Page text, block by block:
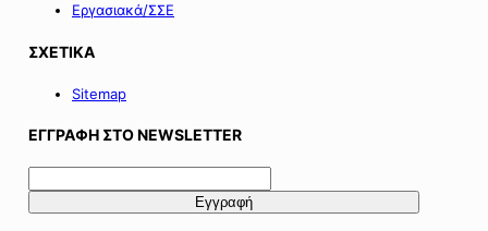
Εργασιακά/ΣΣΕ
ΣΧΕΤΙΚΑ
Sitemap
ΕΓΓΡΑΦΗ ΣΤΟ NEWSLETTER